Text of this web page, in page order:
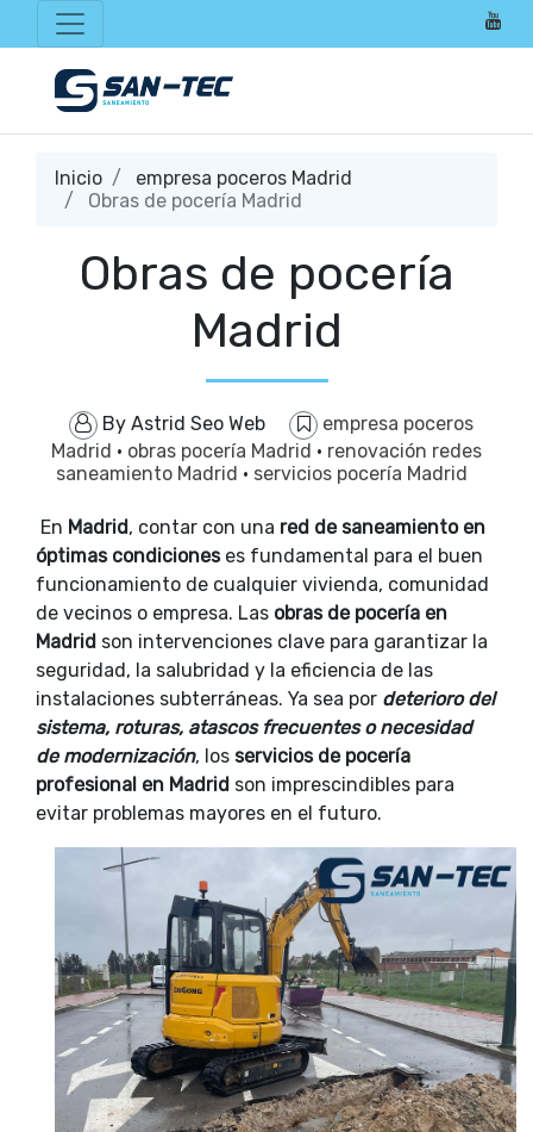
Inicio
empresa poceros Madrid
Obras de pocería Madrid
Obras de pocería
Madrid
By Astrid Seo Web
empresa poceros
Madrid · obras pocería Madrid · renovación redes
saneamiento Madrid · servicios pocería Madrid
En Madrid, contar con una red de saneamiento en
óptimas condicioneses fundamental para el buen
funcionamiento de cualquier vivienda, comunidad
de vecinos o empresa. Las obras de pocería en
Madrid son intervenciones clave para garantizar la
seguridad, la salubridad y la eficiencia de las
instalaciones subterráneas. Ya sea por deterioro del
sistema, roturas, atascos frecuentes o necesidad
de modernización, los servicios de pocería
profesional en Madrid son imprescindibles para
evitar problemas mayores en el futuro.